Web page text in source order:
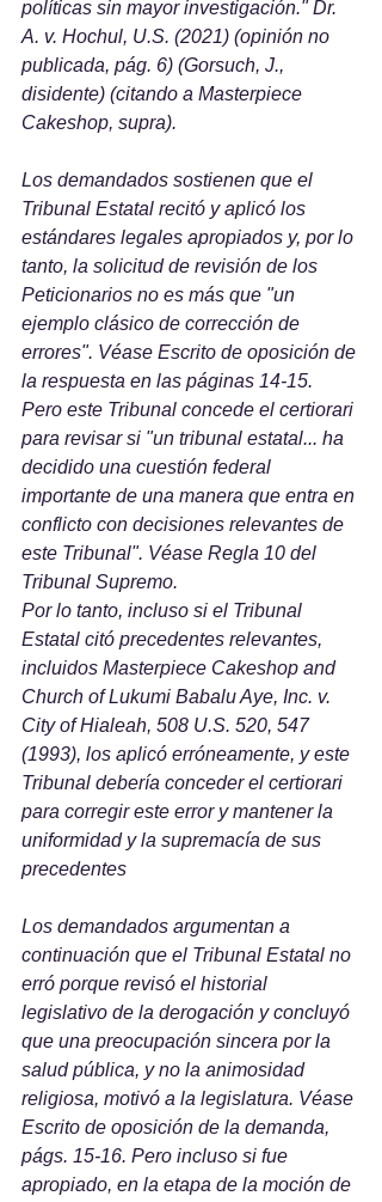
políticas sin mayor investigación." Dr.
A. v. Hochul, U.S. (2021) (opinión no
publicada, pág. 6) (Gorsuch, J.,
disidente) (citando a Masterpiece
Cakeshop, supra).
Los demandados sostienen que el
Tribunal Estatal recitó y aplicó los
estándares legales apropiados y, por lo
tanto, la solicitud de revisión de los
Peticionarios no es más que "un
ejemplo clásico de corrección de
errores". Véase Escrito de oposición de
la respuesta en las páginas 14-15.
Pero este Tribunal concede el certiorari
para revisar si "un tribunal estatal... ha
decidido una cuestión federal
importante de una manera que entra en
conflicto con decisiones relevantes de
este Tribunal". Véase Regla 10 del
Tribunal Supremo.
Por lo tanto, incluso si el Tribunal
Estatal citó precedentes relevantes,
incluidos Masterpiece Cakeshop and
Church of Lukumi Babalu Aye, Inc. v.
City of Hialeah, 508 U.S. 520, 547
(1993), los aplicó erróneamente, y este
Tribunal debería conceder el certiorari
para corregir este error y mantener la
uniformidad y la supremacía de sus
precedentes
Los demandados argumentan a
continuación que el Tribunal Estatal no
erró porque revisó el historial
legislativo de la derogación y concluyó
que una preocupación sincera por la
salud pública, y no la animosidad
religiosa, motivó a la legislatura. Véase
Escrito de oposición de la demanda,
págs. 15-16. Pero incluso si fue
apropiado, en la etapa de la moción de